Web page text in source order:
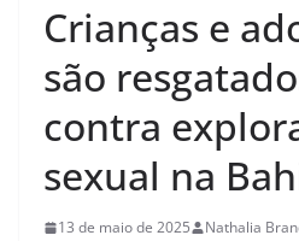
Crianças e
são
contra
sexual na
13 de maio de 2025 Nathalia